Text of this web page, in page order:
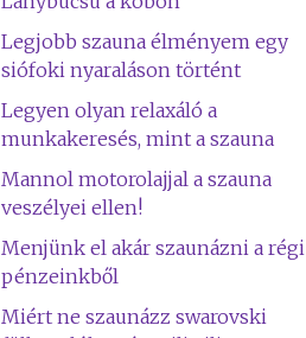
Legjobb szauna élményem egy
siófoki nyaraláson történt
Legyen olyan relaxáló a
munkakeresés, mint a szauna
Mannol motorolajjal a szauna
veszélyei ellen!
Menjünk el akár szaunázni a régi
pénzeinkből
Miért ne szaunázz swarovski